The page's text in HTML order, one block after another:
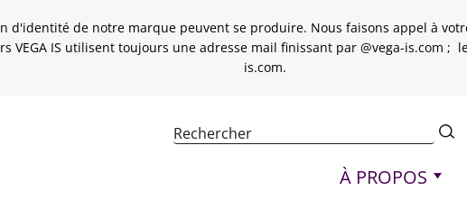
de notre marque peuvent se produire. Nous faisons appel à
VEGA IS utilisent toujours une adresse mail finissant par @vega-is.com ;
is.com.
Navigation
À PROPOS